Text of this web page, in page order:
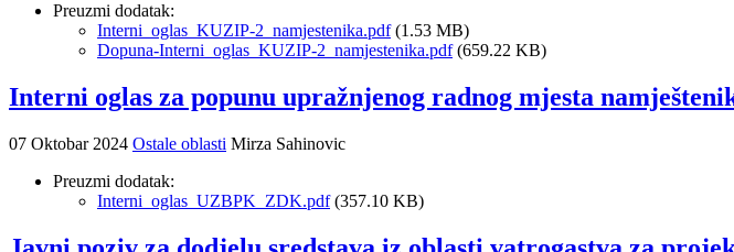
Preuzmi dodatak:
Interni_oglas_KUZIP-2_namjestenika.pdf(1.53 MB)
Dopuna-Interni_oglas_KUZIP-2_namjestenika.pdf(659.22 KB)
Interni oglas za popunu upražnjenog radnog mjesta
07 Oktobar 2024 Ostale oblasti Mirza Sahinovic
Preuzmi dodatak:
Interni_oglas_UZBPK_ZDK.pdf(357.10 KB)